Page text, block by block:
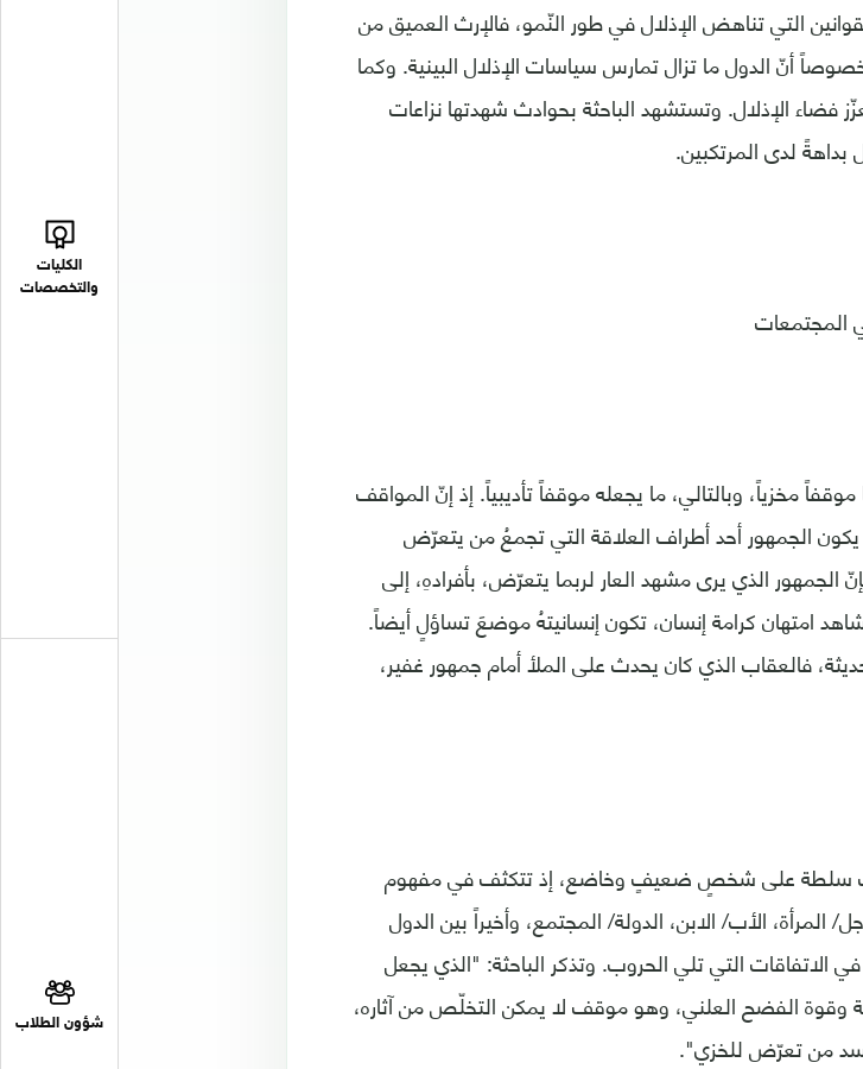
الكليات
والتخصصات
شؤون الطلاب
التي تناهض الإذلال في طور النّمو، فالإرث العميق من
أنّ الدول ما تزال تمارس سياسات الإذلال البينية. وكما
فضاء الإذلال. وتستشهد الباحثة بحوادث شهدتها نزاعات
لدى المرتكبين.
المجتمعات
مخزياً، وبالتالي، ما يجعله موقفاً تأديبياً. إذ إنّ المواقف
يكون الجمهور أحد أطراف العلاقة التي تجمعُ من يتعرّض
الذي يرى مشهد العار لربما يتعرّض، بأفرادهِ، إلى
امتهان كرامة إنسان، تكون إنسانيتهُ موضعَ تساؤلٍ أيضاً.
فالعقاب الذي كان يحدث على الملأ أمام جمهور غفير،
سلطة على شخصٍ ضعيفٍ وخاضع، إذ تتكثف في مفهوم
المرأة، الأب/ الابن، الدولة/ المجتمع، وأخيراً بين الدول
الاتفاقات التي تلي الحروب. وتذكر الباحثة: "الذي يجعل
وقوة الفضح العلني، وهو موقف لا يمكن التخلّص من آثاره،
من تعرّض للخزي".